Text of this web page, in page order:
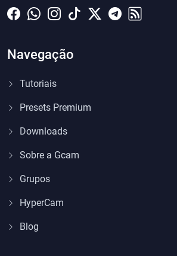
Navegação
Tutoriais
Presets Premium
Downloads
Sobre a Gcam
Grupos
HyperCam
Blog